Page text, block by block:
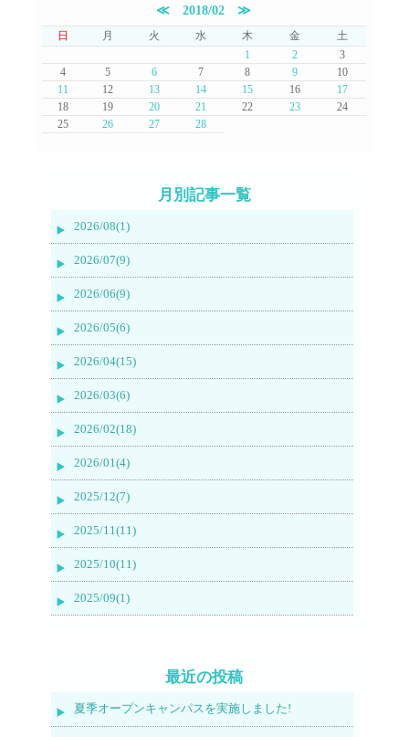
≪ 2018/02 ≫
日 月 火 水 木 金
土
1
2
3
4
5 6 7 8 9
10
11
12 13 14 15 16
17
18
19 20 21 22 23
24
25
26 27 28
月別記事一覧
2026/08(1)
2026/07(9)
2026/06(9)
2026/05(6)
2026/04(15)
2026/03(6)
2026/02(18)
2026/01(4)
2025/12(7)
2025/11(11)
2025/10(11)
2025/09(1)
最近の投稿
夏季オープンキャンパスを実施しました!